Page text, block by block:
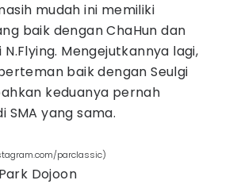
mudah ini memiliki
baik dengan ChaHun dan
Mengejutkannya lagi,
baik dengan Seulgi
keduanya pernah
SMA yang sama.
parclassic)
Park Dojoon